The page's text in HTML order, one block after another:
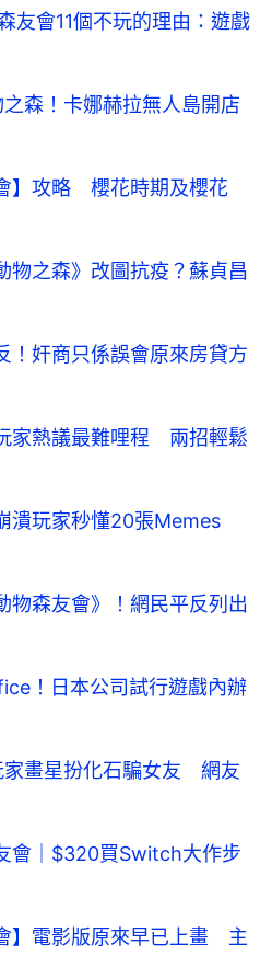
友會11個不玩的理由：遊戲
森！卡娜赫拉無人島開店
】攻略 櫻花時期及櫻花
物之森》改圖抗疫？蘇貞昌
！奸商只係誤會原來房貸方
家熱議最難哩程 兩招輕鬆
潰玩家秒懂20張Memes
物森友會》！網民平反列出
！日本公司試行遊戲內辦
家畫星扮化石騙女友 網友
會｜$320買Switch大作步
】電影版原來早已上畫 主